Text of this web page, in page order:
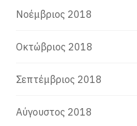
Νοέμβριος 2018
Οκτώβριος 2018
Σεπτέμβριος 2018
Αύγουστος 2018